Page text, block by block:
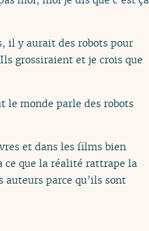
il y aurait des robots pour
grossiraient et je crois que
le monde parle des robots
et dans les films bien
ce que la réalité rattrape la
auteurs parce qu’ils sont